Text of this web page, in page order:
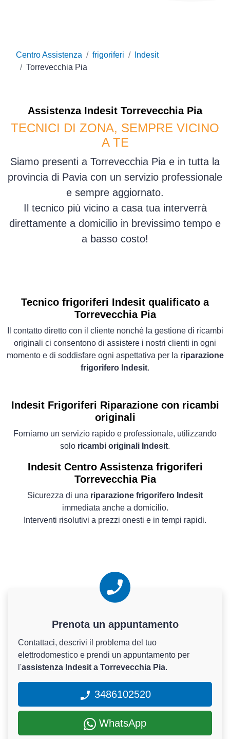
Centro Assistenza frigoriferi
Indesit
Torrevecchia Pia
Assistenza Indesit Torrevecchia Pia
TECNICI DI ZONA, SEMPRE VICINO
A TE
Siamo presenti a Torrevecchia Pia e in tutta la
provincia di Pavia con un servizio professionale
e sempre aggiornato.
Il tecnico più vicino a casa tua interverrà
direttamente a domicilio in brevissimo tempo e
a basso costo!
Tecnico frigoriferi Indesit qualificato a
Torrevecchia Pia
Il contatto diretto con il cliente nonché la gestione di ricambi
originali ci consentono di assistere i nostri clienti in ogni
momento e di soddisfare ogni aspettativa per la riparazione
frigorifero Indesit.
Indesit Frigoriferi Riparazione con ricambi
originali
Forniamo un servizio rapido e professionale, utilizzando
solo ricambi originali Indesit.
Indesit Centro Assistenza frigoriferi
Torrevecchia Pia
Sicurezza di una riparazione frigorifero Indesit
immediata anche a domicilio.
Interventi risolutivi a prezzi onesti e in tempi rapidi.
Prenota un appuntamento
Contattaci, descrivi il problema del tuo
elettrodomestico e prendi un appuntamento per
l'assistenza Indesit a Torrevecchia Pia.
3486102520
WhatsApp